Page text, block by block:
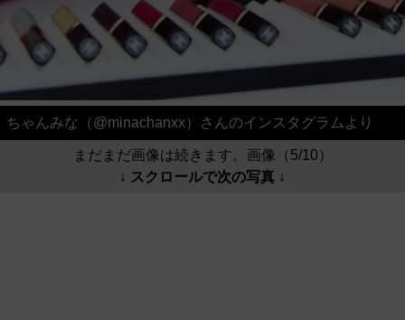
ちゃんみな（@minachanxx）さんのインスタグラムより
まだまだ画像は続きます。画像（5/10）
↓ スクロールで次の写真 ↓